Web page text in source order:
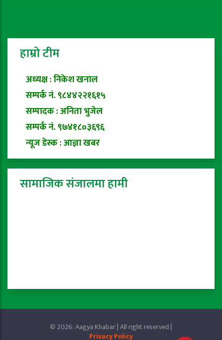
हाम्रो टीम
अध्यक्ष : निकेश खनाल
सम्पर्क नं. ९८४४२२१६१५
सम्पादक : अनिता भुजेल
सम्पर्क नं. ९७४१८०३६९६
न्यूज डेस्क : आज्ञा खबर
सामाजिक संजालमा हामी
© 2026: Aagya Khabar | All right reserved |
Privacy Policy